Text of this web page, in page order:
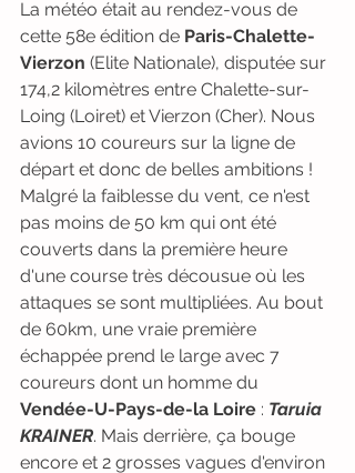
La météo était au rendez-vous de
cette 58e édition de Paris-Chalette-
Vierzon (Elite Nationale), disputée sur
174,2 kilomètres entre Chalette-sur-
Loing (Loiret) et Vierzon (Cher). Nous
avions 10 coureurs sur la ligne de
départ et donc de belles ambitions !
Malgré la faiblesse du vent, ce n'est
pas moins de 50 km qui ont été
couverts dans la première heure
d'une course très décousue où les
attaques se sont multipliées. Au bout
de 60km, une vraie première
échappée prend le large avec 7
coureurs dont un homme du
Vendée-U-Pays-de-la Loire : Taruia
KRAINER. Mais derrière, ça bouge
encore et 2 grosses vagues d'environ